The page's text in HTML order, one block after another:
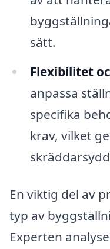
sätt.
Flexibilitet
anpassa
specifika
krav, vilket
En viktig del av
typ av
Experten